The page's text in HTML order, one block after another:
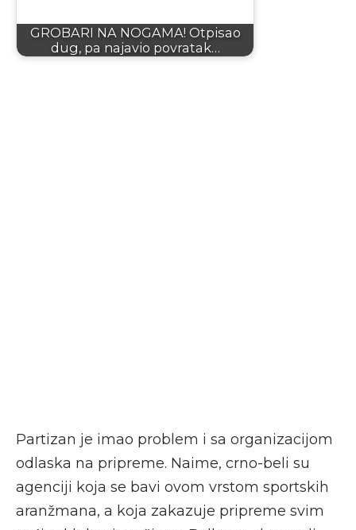
GROBARI NA NOGAMA! Otpisao
dug, pa najavio povratak…
Partizan je imao problem i sa organizacijom
odlaska na pripreme. Naime, crno-beli su
agenciji koja se bavi ovom vrstom sportskih
aranžmana, a koja zakazuje pripreme svim